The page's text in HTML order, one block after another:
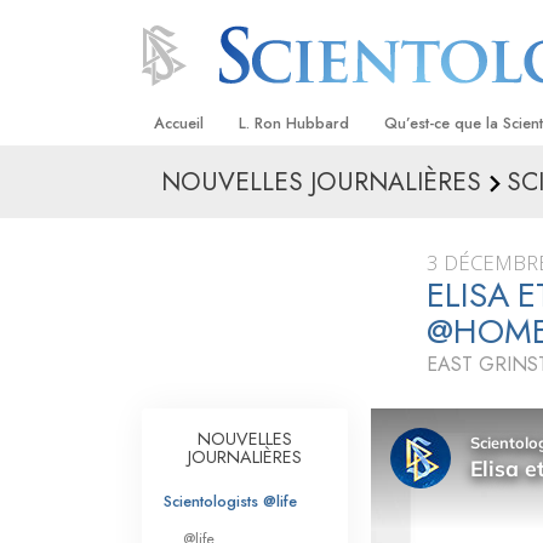
Accueil L. Ron Hubbard Qu’est-ce que la
Croyances et pratiques
Les scientologues et
Rencontrez un
À l’intérieur d’une
Les principes de base
Scientologie
La Dianétique : Une
NOUVELLES JOURNALIÈRES
3
ELISA
EAST
NOUVELLES
JOURNALIÈRES
Scientologists @life